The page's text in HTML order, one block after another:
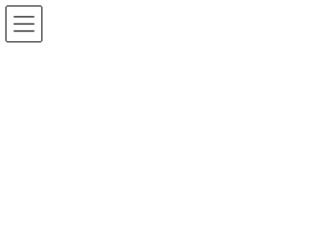
コ
ン
ナ
ビ